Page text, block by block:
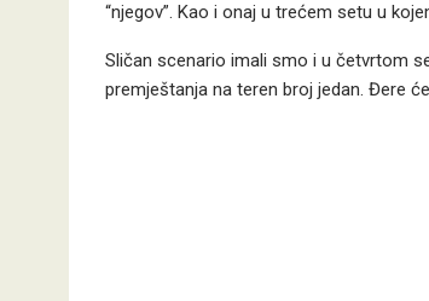
“njegov”. Kao i onaj u trećem setu u
Sličan scenario imali smo i u četvrtom
premještanja na teren broj jedan. Đere